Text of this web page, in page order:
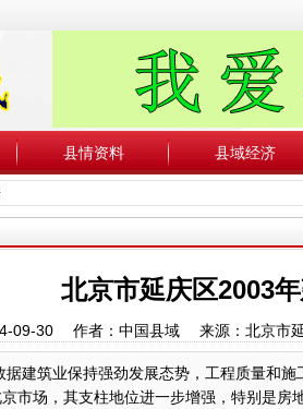
县情资料 县域经济
北京市延庆区2003
09-30 作者：中国县域 来源：北京市
建筑业保持强劲发展态势，工程质量和
市场，其支柱地位进一步增强，特别是